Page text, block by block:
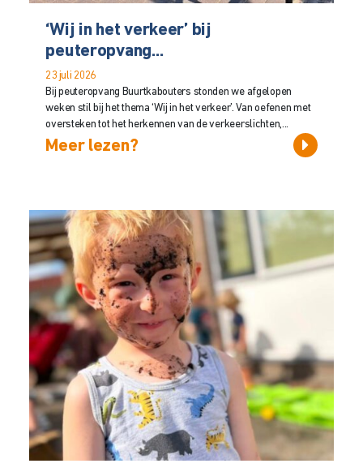
‘Wij in het verkeer’ bij
peuteropvang...
23 juli 2026
Bij peuteropvang Buurtkabouters stonden we afgelopen
weken stil bij het thema ‘Wij in het verkeer’. Van oefenen met
oversteken tot het herkennen van de verkeerslichten,...
Meer lezen?